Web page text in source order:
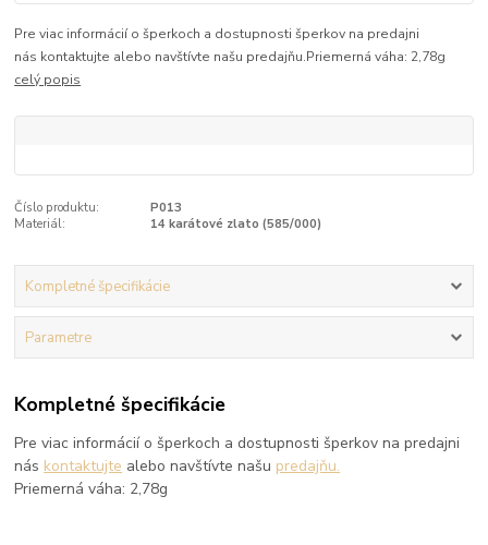
Pre viac informácií o šperkoch a dostupnosti šperkov na predajni
nás kontaktujte alebo navštívte našu predajňu.Priemerná váha: 2,78g
celý popis
Číslo produktu:
P013
Materiál:
14 karátové zlato (585/000)
Kompletné špecifikácie
Parametre
Kompletné špecifikácie
Pre viac informácií o šperkoch a dostupnosti šperkov na predajni
nás kontaktujte alebo navštívte našu predajňu.
Priemerná váha: 2,78g